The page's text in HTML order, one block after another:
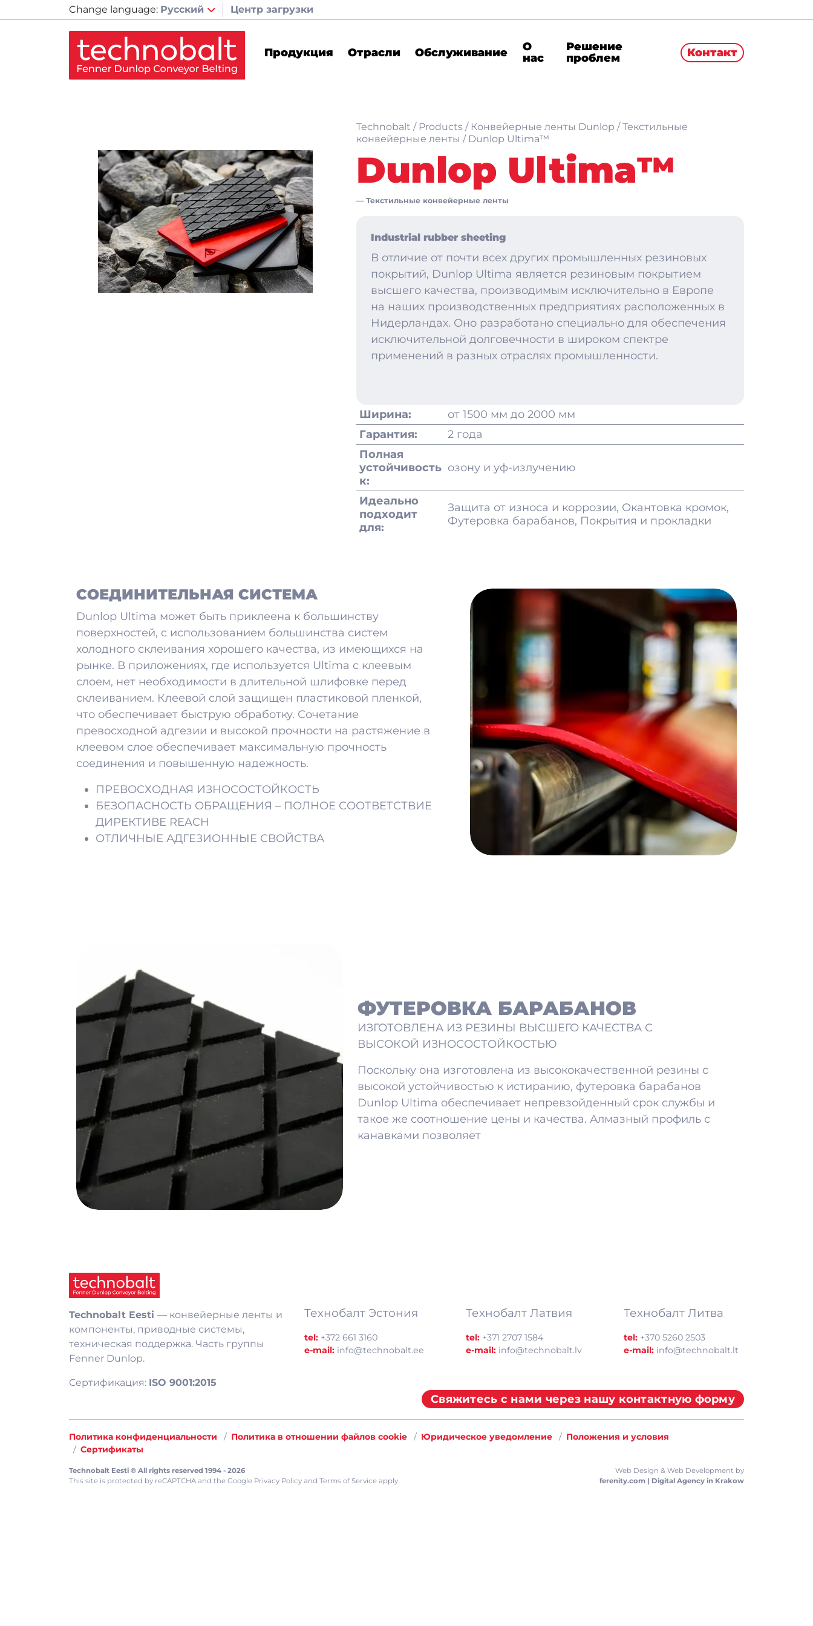
Change language: Русский Центр загрузки
Продукция Отрасли Обслуживание
О
нас
Решение
проблем
Контакт
Technobalt / Products / Конвейерные ленты Dunlop /Текстильные
конвейерные ленты / Dunlop Ultima™️
Dunlop Ultima™️
— Текстильные конвейерные ленты
Industrial rubber sheeting
В отличие от почти всех других промышленных резиновых
покрытий, Dunlop Ultima является резиновым покрытием
высшего качества, производимым исключительно в Европе
на наших производственных предприятиях расположенных в
Нидерландах. Оно разработано специально для обеспечения
исключительной долговечности в широком спектре
применений в разных отраслях промышленности.
Ширина:
от 1500 мм до 2000 мм
Гарантия:
2 года
Полная
устойчивость
к:
озону и уф-излучению
Идеально
подходит
для:
Защита от износа и коррозии, Окантовка кромок,
Футеровка барабанов, Покрытия и прокладки
СОЕДИНИТЕЛЬНАЯ СИСТЕМА
Dunlop Ultima может быть приклеена к большинству
поверхностей, с использованием большинства систем
холодного склеивания хорошего качества, из имеющихся на
рынке. В приложениях, где используется Ultima с клеевым
слоем, нет необходимости в длительной шлифовке перед
склеиванием. Клеевой слой защищен пластиковой пленкой,
что обеспечивает быструю обработку. Сочетание
превосходной адгезии и высокой прочности на растяжение в
клеевом слое обеспечивает максимальную прочность
соединения и повышенную надежность.
ПРЕВОСХОДНАЯ ИЗНОСОСТОЙКОСТЬ
БЕЗОПАСНОСТЬ ОБРАЩЕНИЯ – ПОЛНОЕ СООТВЕТСТВИЕ
ДИРЕКТИВЕ REACH
ОТЛИЧНЫЕ АДГЕЗИОННЫЕ СВОЙСТВА
ФУТЕРОВКА БАРАБАНОВ
ИЗГОТОВЛЕНА ИЗ РЕЗИНЫ ВЫСШЕГО КАЧЕСТВА С
ВЫСОКОЙ ИЗНОСОСТОЙКОСТЬЮ
Поскольку она изготовлена из высококачественной резины с
высокой устойчивостью к истиранию, футеровка барабанов
Dunlop Ultima обеспечивает непревзойденный срок службы и
такое же соотношение цены и качества. Алмазный профиль с
канавками позволяет
Technobalt Eesti — конвейерные ленты и
компоненты, приводные системы,
техническая поддержка. Часть группы
Fenner Dunlop.
Сертификация: ISO 9001:2015
Технобалт Эстония
tel: +372 661 3160
e-mail: info@technobalt.ee
Технобалт Латвия
tel: +371 2707 1584
e-mail: info@technobalt.lv
Технобалт Литва
tel: +370 5260 2503
e-mail: info@technobalt.lt
Свяжитесь с нами через нашу контактную форму
Политика конфиденциальности Политика в отношении файлов cookie Юридическое уведомление
Положения и условия
Сертификаты
Technobalt Eesti ® All rights reserved 1994 - 2026
This site is protected by reCAPTCHA and the Google Privacy Policy and Terms of Service apply.
Web Design & Web Development by
ferenity.com | Digital Agency in Krakow